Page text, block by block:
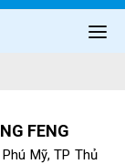
FENG
Mỹ, TP Thủ